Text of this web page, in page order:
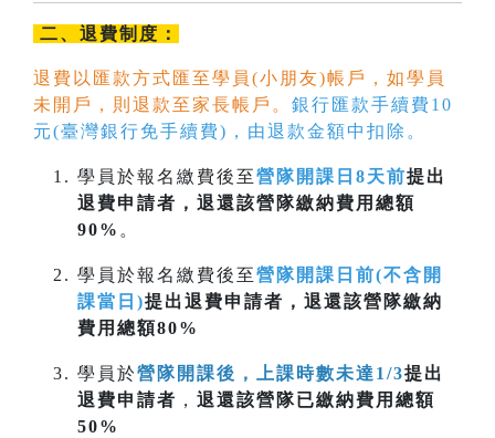
二、退費制度：
退費以匯款方式匯至學員(小朋友)帳戶，如學員
未開戶，則退款至家長帳戶。 銀行匯款手續費10
元(臺灣銀行免手續費)，由退款金額中扣除。
學員於報名繳費後至營隊開課日8天前提出
退費申請者，退還該營隊繳納費用總額
90% 。
學員於報名繳費後至營隊開課日前(不含開
課當日)提出退費申請者，退還該營隊繳納
費用總額80%
學員於營隊開課後，上課時數未達1/3提出
退費申請者 ， 退還該營隊已繳納費用總額
50%